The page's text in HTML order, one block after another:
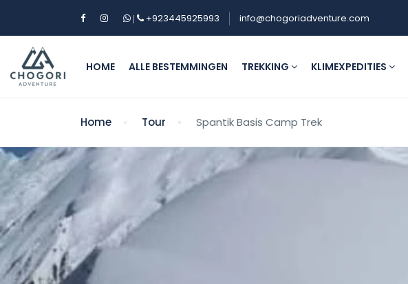
| +923445925993 info@chogoriadventure.com
HOME ALLE BESTEMMINGEN TREKKING KLIMEXPEDITIES
Home Tour Spantik Basis Camp Trek